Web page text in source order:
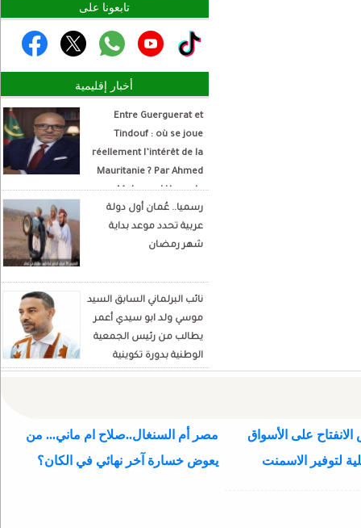
تابعونا على
أخبار إقليمية
Entre Guerguerat et
Tindouf : où se joue
réellement l’intérêt de la
Mauritanie ? Par Ahmed
Mohamed Hamada
Écrivain et analyste
politique
رسميا.. عُمان أول دولة
عربية تحدد موعد بداية
شهر رمضان
نائب البرلماني السابق السيد
موسي ولد ابو سيدي أعمر
يطالب من رئيس الجمعية
الوطنية بدورة تكوينية
للنواب الجديد
على الأسواق
لتوفير الاسمنت
مصر أم السنغال..صلاح ام ماني... من
يعوض خسارة آخر نهائي في الكان؟